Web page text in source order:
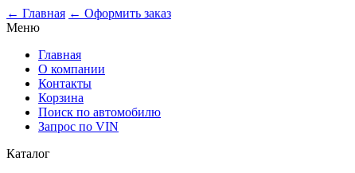
← Главная ← Оформить заказ
Меню
Главная
О компании
Контакты
Корзина
Поиск по автомобилю
Запрос по VIN
Каталог